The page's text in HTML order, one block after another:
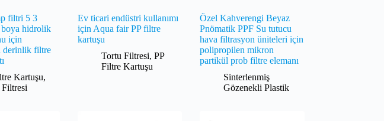
filtri 5 3
hidrolik
için
derinlik filtre
Kartuşu,
Ev ticari endüstri kullanımı
için Aqua fair PP filtre
kartuşu
Tortu Filtresi,PP
Filtre Kartuşu
Özel Kahverengi Beyaz
Pnömatik PPF Su tutucu
hava filtrasyon üniteleri için
polipropilen mikron
partikül prob filtre elemanı
Sinterlenmiş
Gözenekli Plastik